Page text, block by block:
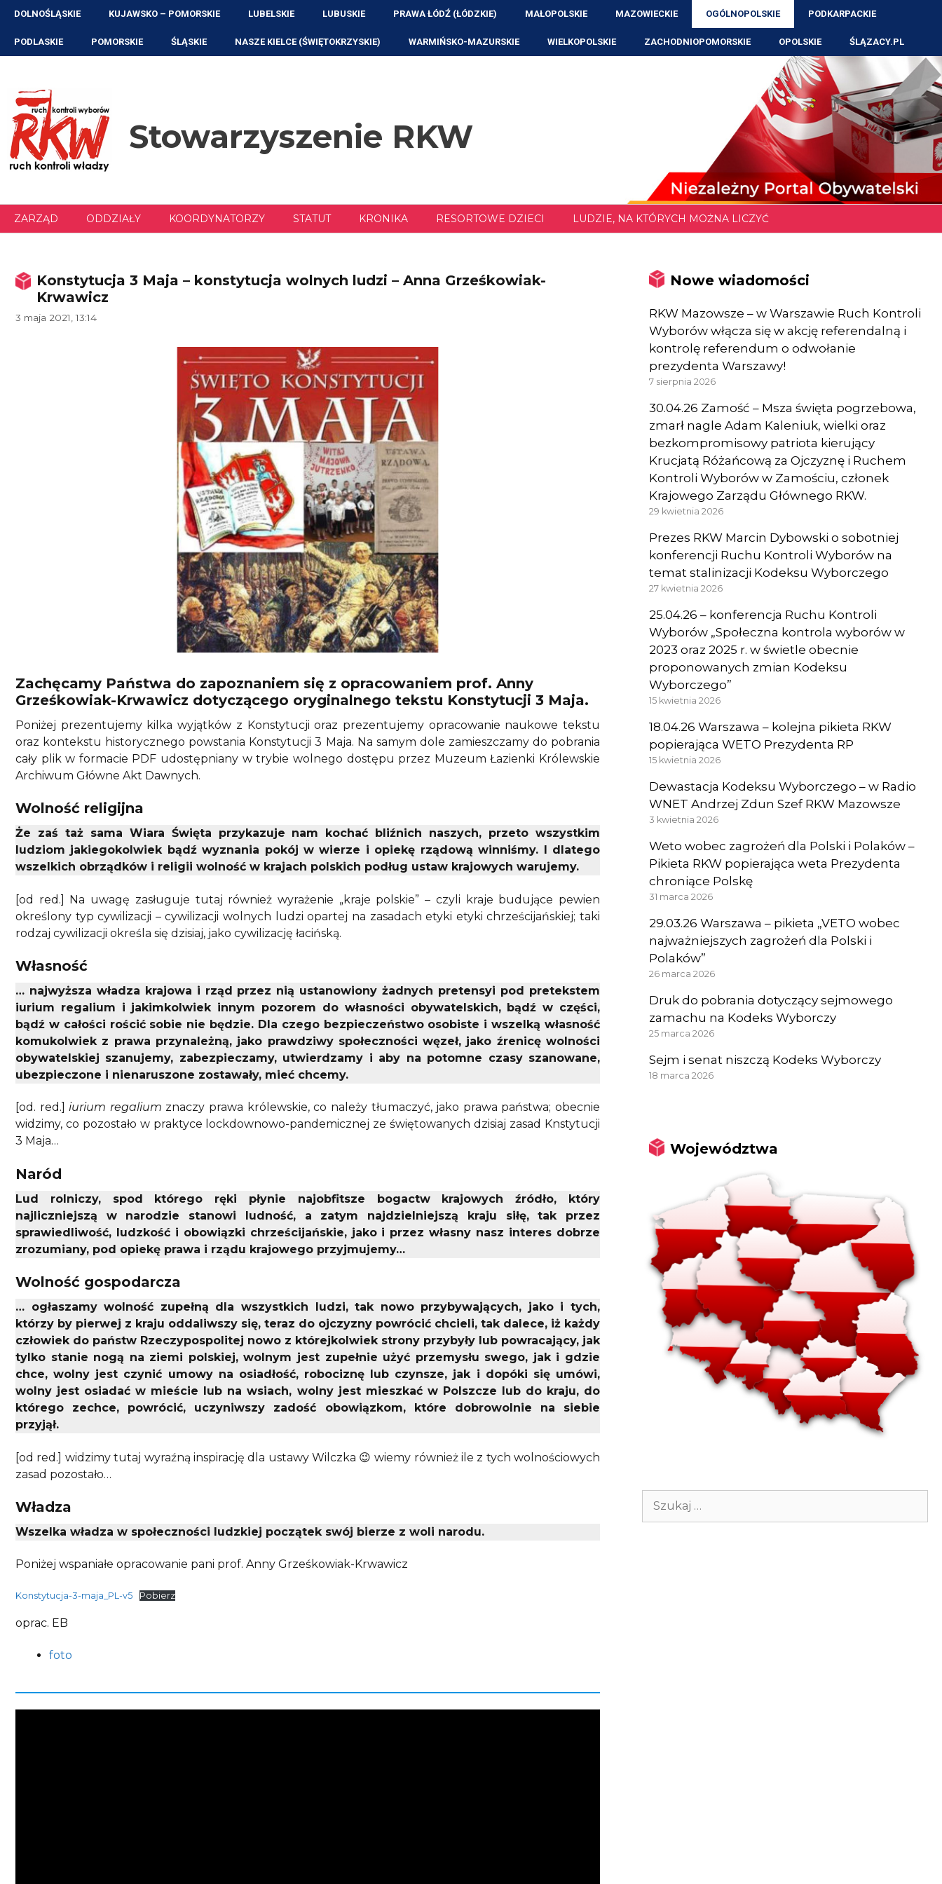
Przejdź
treści
DOLNOŚLĄSKIE KUJAWSKO – POMORSKIE LUBELSKIE LUBUSKIE PRAWA ŁÓDŹ (ŁÓDZKIE) MAŁOPOLSKIE MAZOWIECKIE OGÓLNOPOLSKIE PODKARPACKIE
PODLASKIE POMORSKIE ŚLĄSKIE NASZE KIELCE (ŚWIĘTOKRZYSKIE) WARMIŃSKO-MAZURSKIE WIELKOPOLSKIE ZACHODNIOPOMORSKIE OPOLSKIE ŚLĄZACY.PL
Stowarzyszenie RKW
ZARZĄD ODDZIAŁY KOORDYNATORZY STATUT KRONIKA RESORTOWE DZIECI LUDZIE, NA KTÓRYCH MOŻNA LICZYĆ
Konstytucja 3 Maja – konstytucja wolnych ludzi – Anna Grześkowiak-
Krwawicz
3 maja 2021, 13:14
Zachęcamy Państwa do zapoznaniem się z opracowaniem prof. Anny
Grześkowiak-Krwawicz dotyczącego oryginalnego tekstu Konstytucji 3 Maja.
Poniżej prezentujemy kilka wyjątków z Konstytucji oraz prezentujemy opracowanie naukowe tekstu
oraz kontekstu historycznego powstania Konstytucji 3 Maja. Na samym dole zamieszczamy do pobrania
cały plik w formacie PDF udostępniany w trybie wolnego dostępu przez Muzeum Łazienki Królewskie
Archiwum Główne Akt Dawnych.
Wolność religijna
Że zaś taż sama Wiara Święta przykazuje nam kochać bliźnich naszych, przeto wszystkim
ludziom jakiegokolwiek bądź wyznania pokój w wierze i opiekę rządową winniśmy. I dlatego
wszelkich obrządków i religii wolność w krajach polskich podług ustaw krajowych warujemy.
[od red.] Na uwagę zasługuje tutaj również wyrażenie „kraje polskie” – czyli kraje budujące pewien
określony typ cywilizacji – cywilizacji wolnych ludzi opartej na zasadach etyki etyki chrześcijańskiej; taki
rodzaj cywilizacji określa się dzisiaj, jako cywilizację łacińską.
Własność
… najwyższa władza krajowa i rząd przez nią ustanowiony żadnych pretensyi pod pretekstem
iurium regalium i jakimkolwiek innym pozorem do własności obywatelskich, bądź w części,
bądź w całości rościć sobie nie będzie. Dla czego bezpieczeństwo osobiste i wszelką własność
komukolwiek z prawa przynależną, jako prawdziwy społeczności węzeł, jako źrenicę wolności
obywatelskiej szanujemy, zabezpieczamy, utwierdzamy i aby na potomne czasy szanowane,
ubezpieczone i nienaruszone zostawały, mieć chcemy.
[od. red.] iurium regalium znaczy prawa królewskie, co należy tłumaczyć, jako prawa państwa; obecnie
widzimy, co pozostało w praktyce lockdownowo-pandemicznej ze świętowanych dzisiaj zasad Knstytucji
3 Maja…
Naród
Lud rolniczy, spod którego ręki płynie najobfitsze bogactw krajowych źródło, który
najliczniejszą w narodzie stanowi ludność, a zatym najdzielniejszą kraju siłę, tak przez
sprawiedliwość, ludzkość i obowiązki chrześcijańskie, jako i przez własny nasz interes dobrze
zrozumiany, pod opiekę prawa i rządu krajowego przyjmujemy…
Wolność gospodarcza
… ogłaszamy wolność zupełną dla wszystkich ludzi, tak nowo przybywających, jako i tych,
którzy by pierwej z kraju oddaliwszy się, teraz do ojczyzny powrócić chcieli, tak dalece, iż każdy
człowiek do państw Rzeczypospolitej nowo z którejkolwiek strony przybyły lub powracający, jak
tylko stanie nogą na ziemi polskiej, wolnym jest zupełnie użyć przemysłu swego, jak i gdzie
chce, wolny jest czynić umowy na osiadłość, robociznę lub czynsze, jak i dopóki się umówi,
wolny jest osiadać w mieście lub na wsiach, wolny jest mieszkać w Polszcze lub do kraju, do
którego zechce, powrócić, uczyniwszy zadość obowiązkom, które dobrowolnie na siebie
przyjął.
[od red.] widzimy tutaj wyraźną inspirację dla ustawy Wilczka 😉 wiemy również ile z tych wolnościowych
zasad pozostało…
Władza
Wszelka władza w społeczności ludzkiej początek swój bierze z woli narodu.
Poniżej wspaniałe opracowanie pani prof. Anny Grześkowiak-Krwawicz
Konstytucja-3-maja_PL-v5 Pobierz
oprac. EB
foto
Nowe wiadomości
RKW Mazowsze – w Warszawie Ruch Kontroli
Wyborów włącza się w akcję referendalną i
kontrolę referendum o odwołanie
prezydenta Warszawy!
7 sierpnia 2026
30.04.26 Zamość – Msza święta pogrzebowa,
zmarł nagle Adam Kaleniuk, wielki oraz
bezkompromisowy patriota kierujący
Krucjatą Różańcową za Ojczyznę i Ruchem
Kontroli Wyborów w Zamościu, członek
Krajowego Zarządu Głównego RKW.
29 kwietnia 2026
Prezes RKW Marcin Dybowski o sobotniej
konferencji Ruchu Kontroli Wyborów na
temat stalinizacji Kodeksu Wyborczego
27 kwietnia 2026
25.04.26 – konferencja Ruchu Kontroli
Wyborów „Społeczna kontrola wyborów w
2023 oraz 2025 r. w świetle obecnie
proponowanych zmian Kodeksu
Wyborczego”
15 kwietnia 2026
18.04.26 Warszawa – kolejna pikieta RKW
popierająca WETO Prezydenta RP
15 kwietnia 2026
Dewastacja Kodeksu Wyborczego – w Radio
WNET Andrzej Zdun Szef RKW Mazowsze
3 kwietnia 2026
Weto wobec zagrożeń dla Polski i Polaków –
Pikieta RKW popierająca weta Prezydenta
chroniące Polskę
31 marca 2026
29.03.26 Warszawa – pikieta „VETO wobec
najważniejszych zagrożeń dla Polski i
Polaków”
26 marca 2026
Druk do pobrania dotyczący sejmowego
zamachu na Kodeks Wyborczy
25 marca 2026
Sejm i senat niszczą Kodeks Wyborczy
18 marca 2026
Województwa
Szukaj: